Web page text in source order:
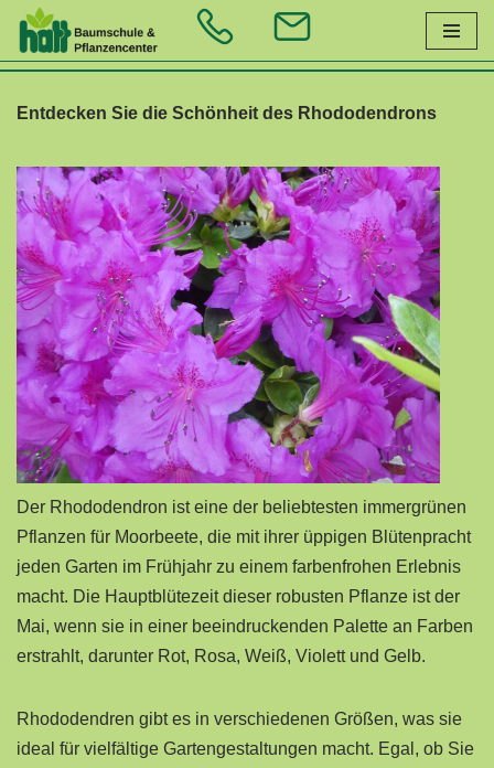
Zum
springen
Entdecken Sie die Schönheit des Rhododendrons
Der Rhododendron ist eine der beliebtesten immergrünen
Pflanzen für Moorbeete, die mit ihrer üppigen Blütenpracht
jeden Garten im Frühjahr zu einem farbenfrohen Erlebnis
macht. Die Hauptblütezeit dieser robusten Pflanze ist der
Mai, wenn sie in einer beeindruckenden Palette an Farben
erstrahlt, darunter Rot, Rosa, Weiß, Violett und Gelb.
Rhododendren gibt es in verschiedenen Größen, was sie
ideal für vielfältige Gartengestaltungen macht. Egal, ob Sie